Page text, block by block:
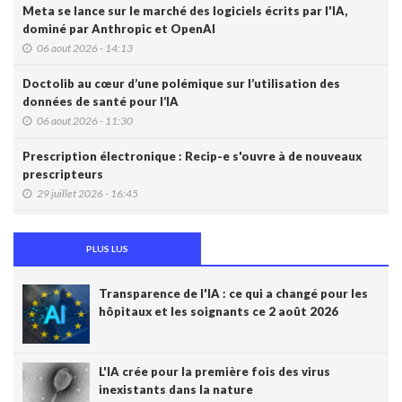
Meta se lance sur le marché des logiciels écrits par l'IA,
dominé par Anthropic et OpenAI
06 aout 2026 - 14:13
Doctolib au cœur d’une polémique sur l’utilisation des
données de santé pour l’IA
06 aout 2026 - 11:30
Prescription électronique : Recip-e s'ouvre à de nouveaux
prescripteurs
29 juillet 2026 - 16:45
DMG: une à deux plaintes par mois pour des accès non
autorisés (Ordre)
29 juillet 2026 - 14:49
IA et prévention : une nouvelle génération de check-up
médicaux arrive
24 juillet 2026 - 09:14
France: le Parlement interdit les réseaux sociaux aux moins
de 15 ans, première en Europe
PLUS LUS
Transparence de l'IA : ce qui a changé pour les
hôpitaux et les soignants ce 2 août 2026
L'IA crée pour la première fois des virus
inexistants dans la nature